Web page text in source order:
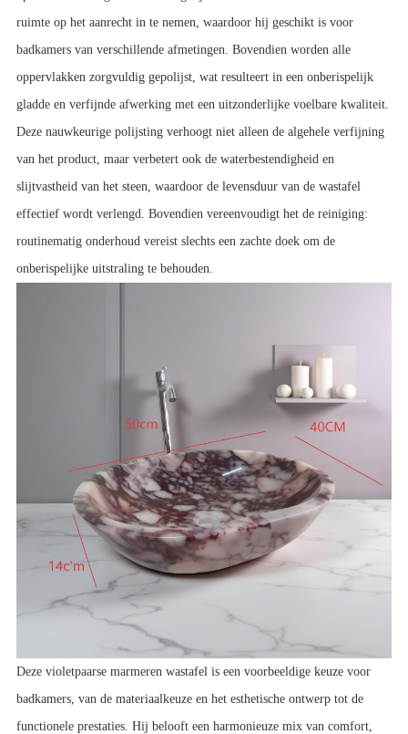
ruimte op het aanrecht in te nemen, waardoor hij geschikt is voor
badkamers van verschillende afmetingen. Bovendien worden alle
oppervlakken zorgvuldig gepolijst, wat resulteert in een onberispelijk
gladde en verfijnde afwerking met een uitzonderlijke voelbare kwaliteit.
Deze nauwkeurige polijsting verhoogt niet alleen de algehele verfijning
van het product, maar verbetert ook de waterbestendigheid en
slijtvastheid van het steen, waardoor de levensduur van de wastafel
effectief wordt verlengd. Bovendien vereenvoudigt het de reiniging:
routinematig onderhoud vereist slechts een zachte doek om de
onberispelijke uitstraling te behouden.
Deze violetpaarse marmeren wastafel is een voorbeeldige keuze voor
badkamers, van de materiaalkeuze en het esthetische ontwerp tot de
functionele prestaties. Hij belooft een harmonieuze mix van comfort,